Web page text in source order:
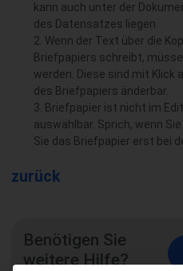
kann auch unter der
des Datensatzes liegen.
Wenn der Text über die
Briefpapiers schreibt,
werden. Diese sind mit Klick
des Briefpapiers änderbar.
Briefpapier ist nicht im
auswählbar. Sprich, wenn
Sie das Briefpapier erst bei
zurück
Benötigen Sie
weitere Hilfe?